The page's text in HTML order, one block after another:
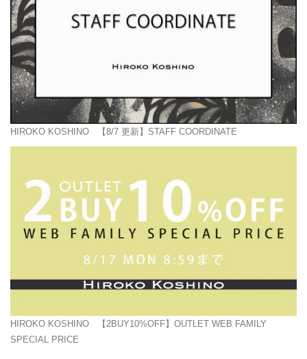
HIROKO KOSHINO 【8/7 更新】STAFF COORDINATE
HIROKO KOSHINO 【2BUY10%OFF】OUTLET WEB FAMILY
SPECIAL PRICE